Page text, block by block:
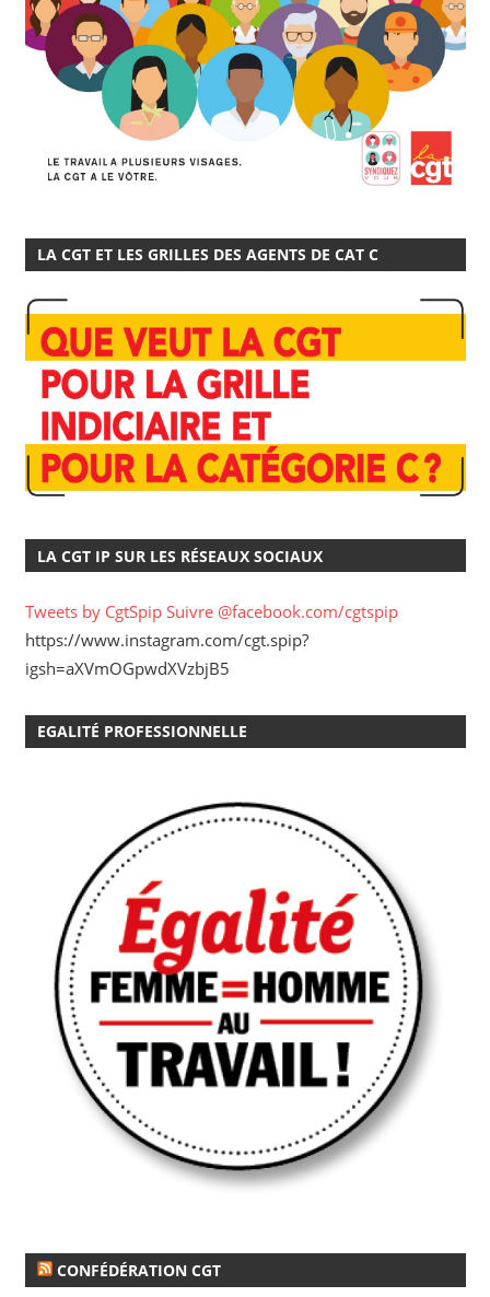
LA CGT ET LES GRILLES DES AGENTS DE CAT C
LA CGT IP SUR LES RÉSEAUX SOCIAUX
Tweets by CgtSpip Suivre @facebook.com/cgtspip
https://www.instagram.com/cgt.spip?
igsh=aXVmOGpwdXVzbjB5
EGALITÉ PROFESSIONNELLE
CONFÉDÉRATION CGT